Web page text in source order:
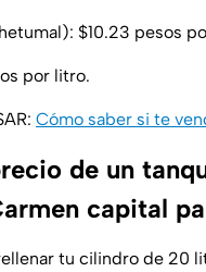
$10.23 pesos
por litro.
Cómo saber si te
de un
capital
tu cilindro de 20